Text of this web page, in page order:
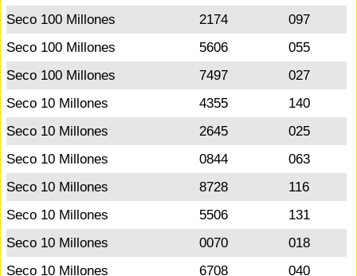
Seco 100 Millones
2174
097
Seco 100 Millones
5606
055
Seco 100 Millones
7497
027
Seco 10 Millones
4355
140
Seco 10 Millones
2645
025
Seco 10 Millones
0844
063
Seco 10 Millones
8728
116
Seco 10 Millones
5506
131
Seco 10 Millones
0070
018
Seco 10 Millones
6708
040